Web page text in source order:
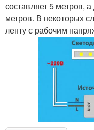
составляет 5 метров,
метров. В некоторых
ленту с рабочим